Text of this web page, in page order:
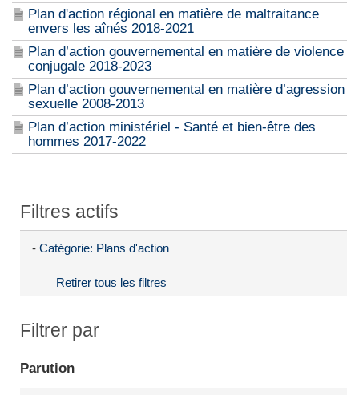
Plan d'action régional en matière de maltraitance
envers les aînés 2018-2021
Plan d’action gouvernemental en matière de violence
conjugale 2018-2023
Plan d’action gouvernemental en matière d’agression
sexuelle 2008-2013
Plan d’action ministériel - Santé et bien-être des
hommes 2017-2022
Filtres actifs
- Catégorie: Plans d'action
Retirer tous les filtres
Filtrer par
Parution